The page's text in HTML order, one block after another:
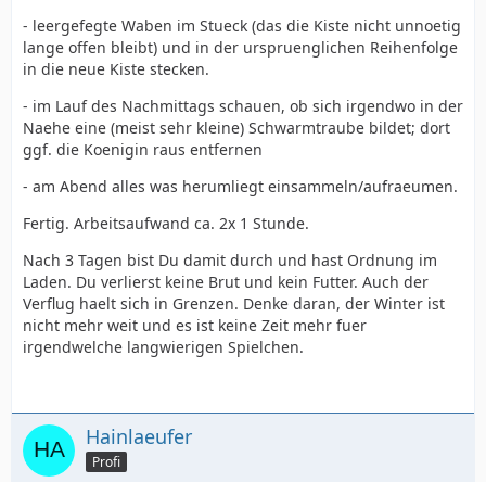
- leergefegte Waben im Stueck (das die Kiste nicht unnoetig
lange offen bleibt) und in der urspruenglichen Reihenfolge
in die neue Kiste stecken.
- im Lauf des Nachmittags schauen, ob sich irgendwo in der
Naehe eine (meist sehr kleine) Schwarmtraube bildet; dort
ggf. die Koenigin raus entfernen
- am Abend alles was herumliegt einsammeln/aufraeumen.
Fertig. Arbeitsaufwand ca. 2x 1 Stunde.
Nach 3 Tagen bist Du damit durch und hast Ordnung im
Laden. Du verlierst keine Brut und kein Futter. Auch der
Verflug haelt sich in Grenzen. Denke daran, der Winter ist
nicht mehr weit und es ist keine Zeit mehr fuer
irgendwelche langwierigen Spielchen.
Hainlaeufer
Profi